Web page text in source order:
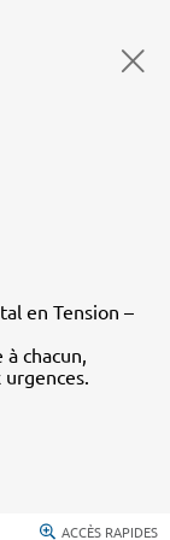
en Tension –
chacun,
ACCÈS RAPIDES